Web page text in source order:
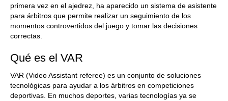
primera vez en el ajedrez, ha aparecido un sistema de asistente
para árbitros que permite realizar un seguimiento de los
momentos controvertidos del juego y tomar las decisiones
correctas.
Qué es el VAR
VAR (Video Assistant referee) es un conjunto de soluciones
tecnológicas para ayudar a los árbitros en competiciones
deportivas. En muchos deportes, varias tecnologías ya se